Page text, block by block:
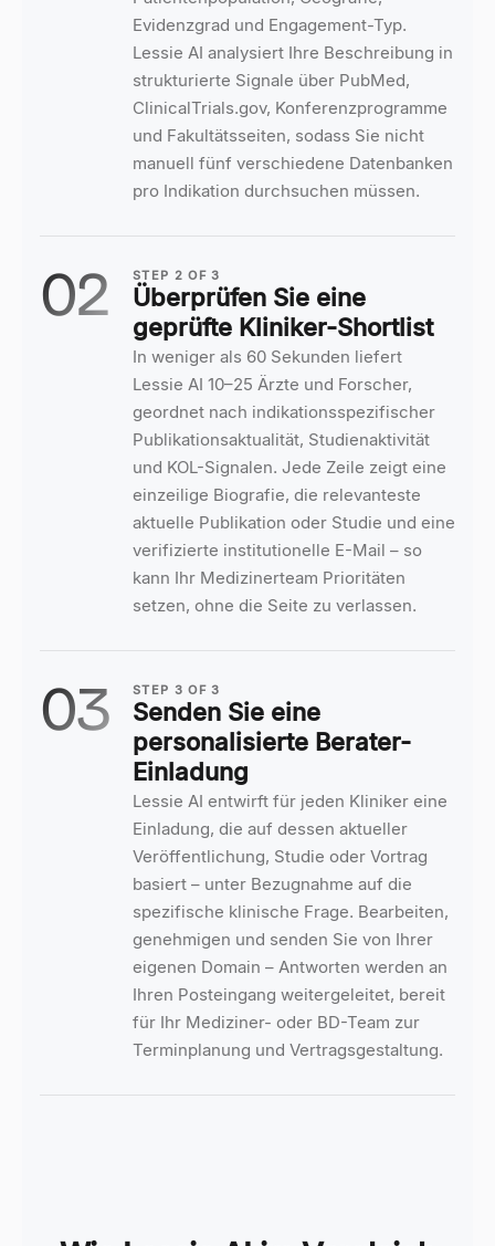
Evidenzgrad und Engagement-Typ.
Lessie AI analysiert Ihre Beschreibung in
strukturierte Signale über PubMed,
ClinicalTrials.gov, Konferenzprogramme
und Fakultätsseiten, sodass Sie nicht
manuell fünf verschiedene Datenbanken
pro Indikation durchsuchen müssen.
02 STEP 2 OF3
Überprüfen Sie eine
geprüfte Kliniker-Shortlist
In weniger als 60 Sekunden liefert
Lessie AI 10–25 Ärzte und Forscher,
geordnet nach indikationsspezifischer
Publikationsaktualität, Studienaktivität
und KOL-Signalen. Jede Zeile zeigt eine
einzeilige Biografie, die relevanteste
aktuelle Publikation oder Studie und eine
verifizierte institutionelle E-Mail – so
kann Ihr Medizinerteam Prioritäten
setzen, ohne die Seite zu verlassen.
03 STEP 3 OF3
Senden Sie eine
personalisierte Berater-
Einladung
Lessie AI entwirft für jeden Kliniker eine
Einladung, die auf dessen aktueller
Veröffentlichung, Studie oder Vortrag
basiert – unter Bezugnahme auf die
spezifische klinische Frage. Bearbeiten,
genehmigen und senden Sie von Ihrer
eigenen Domain – Antworten werden an
Ihren Posteingang weitergeleitet, bereit
für Ihr Mediziner- oder BD-Team zur
Terminplanung und Vertragsgestaltung.